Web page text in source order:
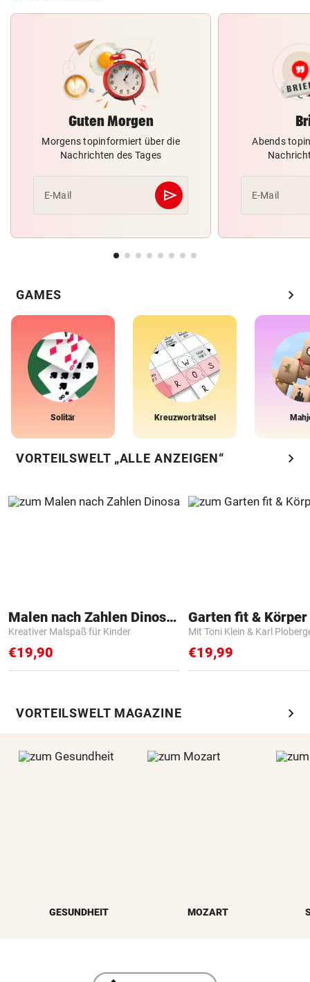
Guten Morgen
Morgens topinformiert über die
Nachrichten des Tages
E-Mail send
Abschicken
Abends
E-Mail
GAMES chevron_right
Solitär Kreuzworträtsel
VORTEILSWELT „ALLE ANZEIGEN“ chevron_right
Malen nach Zahlen Dinosaurier
Kreativer Malspaß für Kinder
€19,90
Garten fit &
Mit Toni Klein & Karl
€19,99
VORTEILSWELT MAGAZINE chevron_right
GESUNDHEIT MOZART